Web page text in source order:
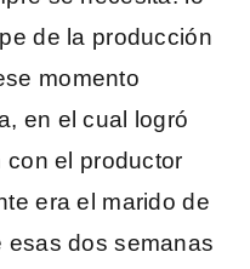
de la producción
momento
en el cual logró
con el productor
era el marido de
esas dos semanas